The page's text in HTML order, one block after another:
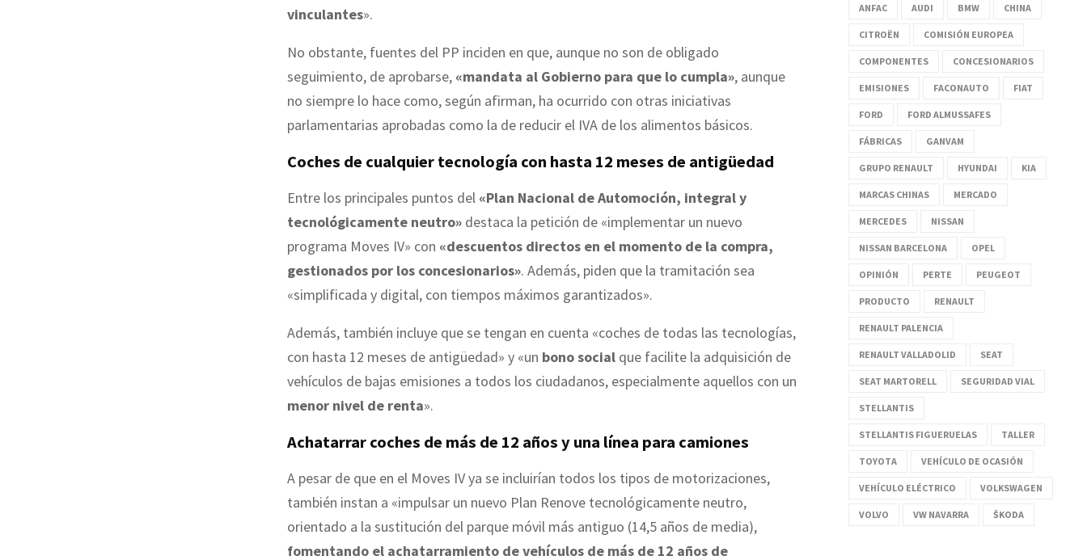
vinculantes».
No obstante, fuentes del PP inciden en que, aunque no son de obligado
seguimiento, de aprobarse, «mandata al Gobierno para que lo cumpla», aunque
no siempre lo hace como, según afirman, ha ocurrido con otras iniciativas
parlamentarias aprobadas como la de reducir el IVA de los alimentos básicos.
Coches de cualquier tecnología con hasta 12 meses de antigüedad
Entre los principales puntos del «Plan Nacional de Automoción, integral y
tecnológicamente neutro» destaca la petición de «implementar un nuevo
programa Moves IV» con «descuentos directos en el momento de la compra,
gestionados por los concesionarios». Además, piden que la tramitación sea
«simplificada y digital, con tiempos máximos garantizados».
Además, también incluye que se tengan en cuenta «coches de todas las tecnologías,
con hasta 12 meses de antigüedad» y «un bono social que facilite la adquisición de
vehículos de bajas emisiones a todos los ciudadanos, especialmente aquellos con un
menor nivel de renta».
Achatarrar coches de más de 12 años y una línea para camiones
A pesar de que en el Moves IV ya se incluirían todos los tipos de motorizaciones,
también instan a «impulsar un nuevo Plan Renove tecnológicamente neutro,
orientado a la sustitución del parque móvil más antiguo (14,5 años de media),
fomentando el achatarramiento de vehículos de más de 12 años de
ANFAC AUDI BMW CHINA
CITROËN COMISIÓN EUROPEA
COMPONENTES CONCESIONARIOS
EMISIONES FACONAUTO FIAT
FORD FORD ALMUSSAFES
FÁBRICAS GANVAM
GRUPO RENAULT HYUNDAI KIA
MARCAS CHINAS MERCADO
MERCEDES NISSAN
NISSAN BARCELONA OPEL
OPINIÓN PERTE PEUGEOT
PRODUCTO RENAULT
RENAULT PALENCIA
RENAULT VALLADOLID SEAT
SEAT MARTORELL SEGURIDAD VIAL
STELLANTIS
STELLANTIS FIGUERUELAS TALLER
TOYOTA VEHÍCULO DE OCASIÓN
VEHÍCULO ELÉCTRICO VOLKSWAGEN
VOLVO VW NAVARRA ŠKODA